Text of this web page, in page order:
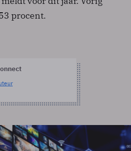
procent.